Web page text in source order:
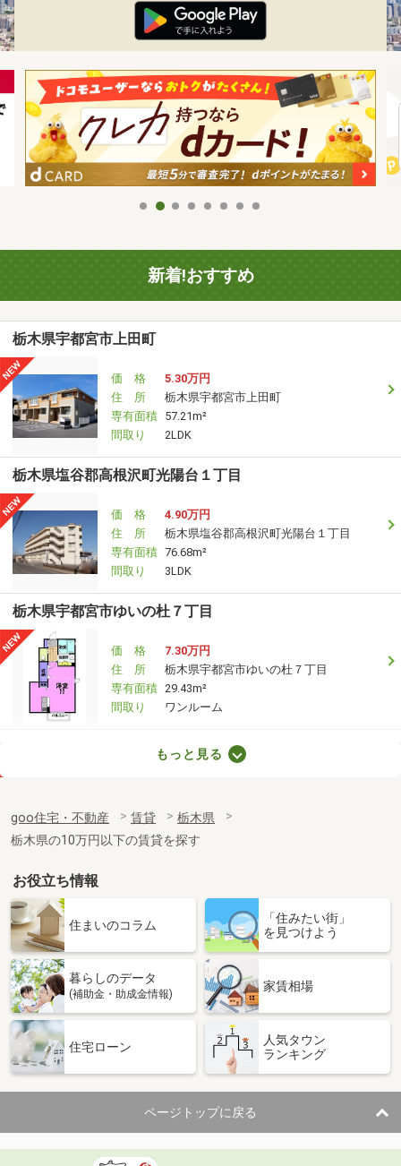
新着!おすすめ
栃木県宇都宮市上田町
価 格
5.30万円
住 所
栃木県宇都宮市上田町
専有面積 57.21m²
間取り
2LDK
栃木県塩谷郡高根沢町光陽台１丁目
価 格
4.90万円
住 所
栃木県塩谷郡高根沢町光陽台１丁目
専有面積 76.68m²
間取り
3LDK
栃木県宇都宮市ゆいの杜７丁目
価 格
7.30万円
住 所
栃木県宇都宮市ゆいの杜７丁目
専有面積 29.43m²
間取り
ワンルーム
専有面積
20.28m²
間取り
1K
栃木県足利市助戸１
価 格
3.40万円
栃木県足利市助戸１
専有面積 23.18m²
間取り
栃木県佐野市栃本町
住 所
栃木県佐野市栃本町
専有面積 51.67m²
間取り
2LDK
栃木県下野市上大領
もっと見る
goo住宅・不動産 賃貸
栃木県
栃木県の10万円以下の賃貸を探す
お役立ち情報
住まいのコラム
「住みたい街」
を見つけよう
暮らしのデータ
(補助金・助成金情報)
家賃相場
住宅ローン
人気タウン
ランキング
ページトップに戻る